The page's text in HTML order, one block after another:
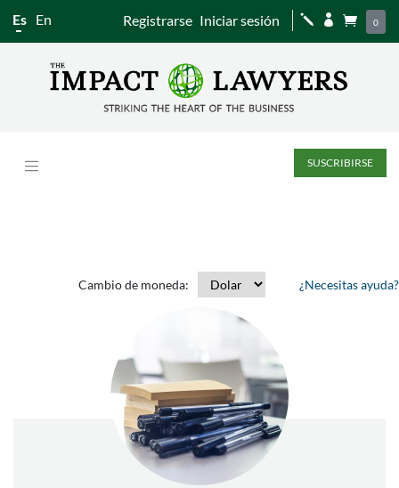
Es En Registrarse Iniciar sesión j   0
SUSCRIBIRSE
Cambio de moneda: ¿Necesitas ayuda?